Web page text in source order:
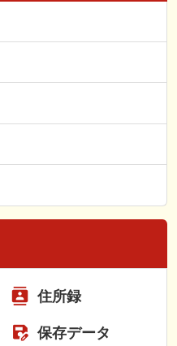
住所録
保存データ